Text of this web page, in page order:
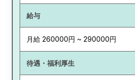
給与
月給 260000円 ~ 290000円
待遇・福利厚生